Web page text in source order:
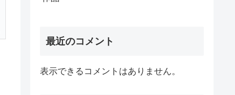
最近のコメント
表示できるコメントはありません。